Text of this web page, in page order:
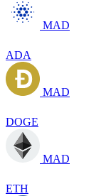
MAD
ADA
MAD
DOGE
MAD
ETH